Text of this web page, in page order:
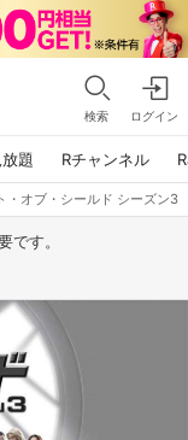
検索 ログイン
題 Rチャンネル
・オブ・シールド シーズン3
です。